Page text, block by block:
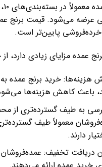
عرضه می‌شود. قیمت برنج
خرده‌فروشی پایین‌تر است.
عمده مزایای زیادی دارد،
هزینه‌ها: خرید برنج عمده
باعث کاهش هزینه‌ها
به طیف گسترده‌تری از
معمولاً طیف
دارند.
دریافت تخفیف: عمده‌فروشان